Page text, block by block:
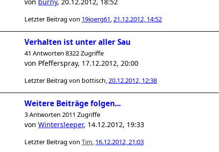
Letzter Beitrag von 19joerg61,21.12.2012, 14:52
Verhalten ist unter aller Sau
41 Antworten 8322 Zugriffe
von Pfefferspray, 17.12.2012, 20:00
Letzter Beitrag von bottisch,20.12.2012, 12:38
Weitere Beiträge folgen...
3 Antworten 2011 Zugriffe
von Wintersleeper, 14.12.2012, 19:33
Letzter Beitrag von Tim, 16.12.2012, 21:03